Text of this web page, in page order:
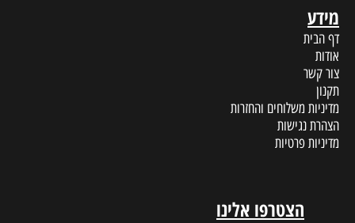
מידע
דף הבית
אודות
צור קשר
תקנון
מדיניות משלוחים והחזרות
הצהרת נגישות
מדיניות פרטיות
הצטרפו אלינו